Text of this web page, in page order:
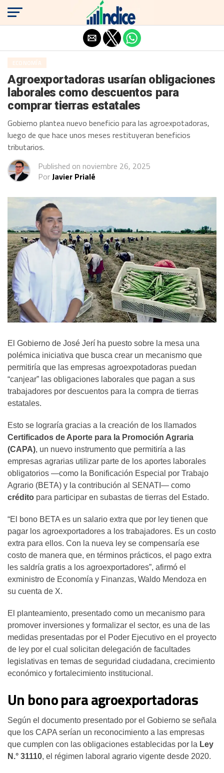
ECONOMÍA
Agroexportadoras usarían obligaciones
laborales como descuentos para
comprar tierras estatales
Gobierno plantea nuevo beneficio para las agroexpotadoras,
luego de que hace unos meses restituyeran beneficios
tributarios.
Published on noviembre 26, 2025
PorJavier Prialé
El Gobierno de José Jerí ha puesto sobre la mesa una
polémica iniciativa que busca crear un mecanismo que
permitiría que las empresas agroexpotadoras puedan
“canjear” las obligaciones laborales que pagan a sus
trabajadores por descuentos para la compra de tierras
estatales.
Esto se lograría gracias a la creación de los llamados
Certificados de Aporte para la Promoción Agraria
(CAPA), un nuevo instrumento que permitiría a las
empresas agrarias utilizar parte de los aportes laborales
obligatorios —como la Bonificación Especial por Trabajo
Agrario (BETA) y la contribución al SENATI— como
crédito para participar en subastas de tierras del Estado.
“El bono BETA es un salario extra que por ley tienen que
pagar los agroexportadores a los trabajadores. Es un costo
extra para ellos. Con la nueva ley se compensaría ese
costo de manera que, en términos prácticos, el pago extra
les saldría gratis a los agroexportadores”, afirmó el
exministro de Economía y Finanzas, Waldo Mendoza en
su cuenta de X.
El planteamiento, presentado como un mecanismo para
promover inversiones y formalizar el sector, es una de las
medidas presentadas por el Poder Ejecutivo en el proyecto
de ley por el cual solicitan delegación de facultades
legislativas en temas de seguridad ciudadana, crecimiento
económico y fortalecimiento institucional.
Un bono para agroexportadoras
Según el documento presentado por el Gobierno se señala
que los CAPA serían un reconocimiento a las empresas
que cumplen con las obligaciones establecidas por la Ley
N.° 31110, el régimen laboral agrario vigente desde 2020.
Salir de la versión móvil